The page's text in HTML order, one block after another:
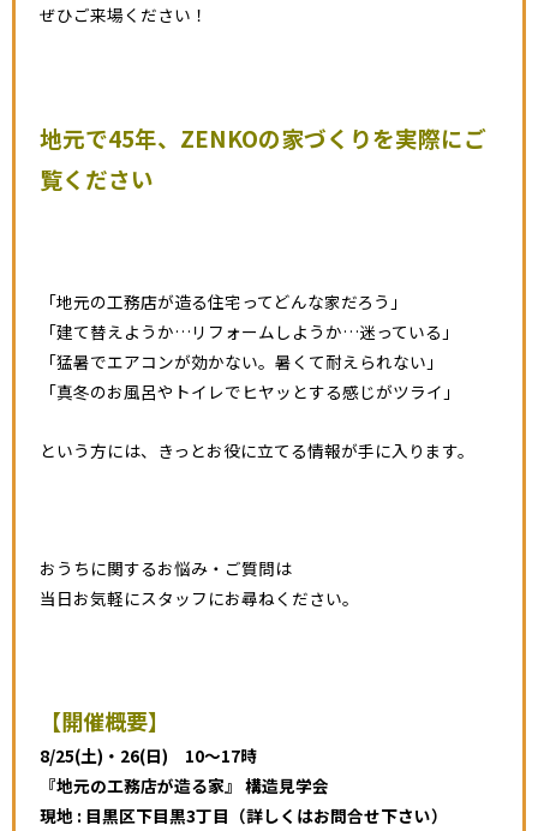
ぜひご来場ください！
地元で45年、ZENKOの家づくりを実際にご
覧ください
「地元の工務店が造る住宅ってどんな家だろう」
「建て替えようか…リフォームしようか…迷っている」
「猛暑でエアコンが効かない。暑くて耐えられない」
「真冬のお風呂やトイレでヒヤッとする感じがツライ」
という方には、きっとお役に立てる情報が手に入ります。
おうちに関するお悩み・ご質問は
当日お気軽にスタッフにお尋ねください。
【開催概要】
8/25(土)・26(日) 10～17時
『地元の工務店が造る家』 構造見学会
現地 : 目黒区下目黒3丁目（詳しくはお問合せ下さい）